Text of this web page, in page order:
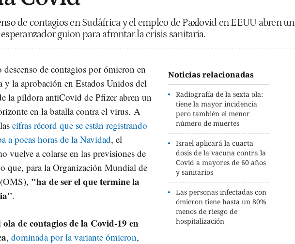
de contagios en Sudáfrica y el empleo de Paxlovid en EEUU abren un
guion para afrontar la crisis sanitaria.
Noticias relacionadas
Radiografía de la sexta ola:
tiene la mayor incidencia
pero también el menor
número de muertes
Israel aplicará la cuarta
dosis de la vacuna contra la
Covid a mayores de 60 años
y sanitarios
Las personas infectadas con
ómicron tiene hasta un 80%
menos de riesgo de
hospitalización
de contagios por ómicron en
y la aprobación en Estados Unidos del
la píldora antiCovid de Pfizer abren un
en la batalla contra el virus. A
cifras récord que se están registrando
a pocas horas de la Navidad, el
vuelve a colarse en las previsiones de
que, para la Organización Mundial de
"ha de ser el que termine la
.
ola de contagios de la Covid-19 en
, dominada por la variante ómicron,